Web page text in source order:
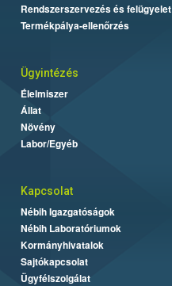
Rendszerszervezés és felügyelet
Termékpálya-ellenőrzés
Ügyintézés
Élelmiszer
Állat
Növény
Labor/Egyéb
Kapcsolat
Nébih Igazgatóságok
Nébih Laboratóriumok
Kormányhivatalok
Sajtókapcsolat
Ügyfélszolgálat